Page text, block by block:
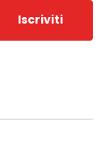
Iscriviti